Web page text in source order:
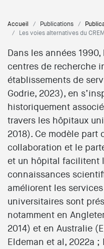
Accueil Publications
Les voies alternatives du
Dans les années
centres de recherche
établissements de
Godrie, 2023), en
historiquement
travers les hôpitaux
2018). Ce modèle part
collaboration et le
et un hôpital facilitent
connaissances
améliorent les
universitaires sont
notamment en
2014) et en Australie
Eldeman et al, 2022a